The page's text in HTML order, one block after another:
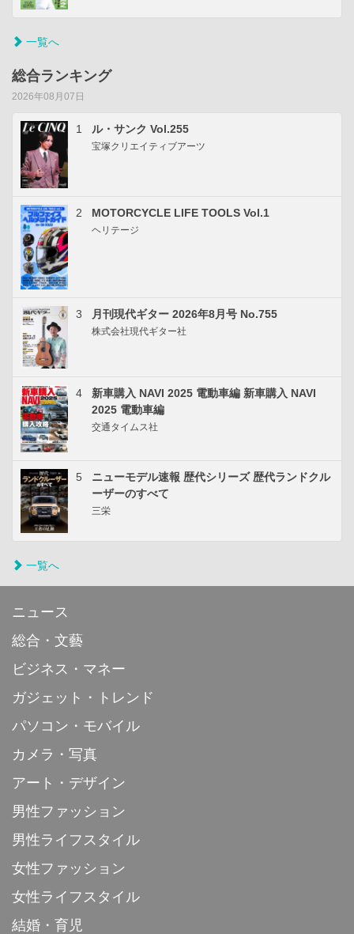
一覧へ
総合ランキング
2026年08月07日
1 ル・サンク Vol.255
宝塚クリエイティブアーツ
2 MOTORCYCLE LIFE TOOLS Vol.1
ヘリテージ
3 月刊現代ギター 2026年8月号 No.755
株式会社現代ギター社
4
新車購入 NAVI 2025 電動車編 新車購入 NAVI
2025 電動車編
交通タイムス社
5
ニューモデル速報 歴代シリーズ 歴代ランドクル
ーザーのすべて
三栄
一覧へ
ニュース
総合・文藝
ビジネス・マネー
ガジェット・トレンド
パソコン・モバイル
カメラ・写真
アート・デザイン
男性ファッション
男性ライフスタイル
女性ファッション
女性ライフスタイル
結婚・育児